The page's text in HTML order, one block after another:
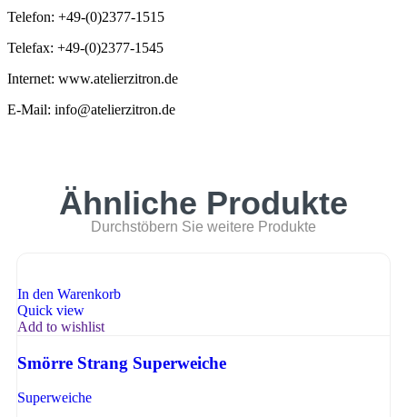
Telefon: +49-(0)2377-1515
Telefax: +49-(0)2377-1545
Internet: www.atelierzitron.de
E-Mail: info@atelierzitron.de
Ähnliche Produkte
Durchstöbern Sie weitere Produkte
In den Warenkorb
Quick view
Add to wishlist
Smörre Strang Superweiche
Superweiche